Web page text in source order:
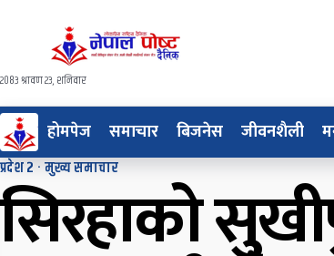
२०८३ श्रावण २३, शनिवार
होमपेज समाचार बिजनेस जीवनशैली
प्रदेश २·मुख्य समाचार
सिरहाको